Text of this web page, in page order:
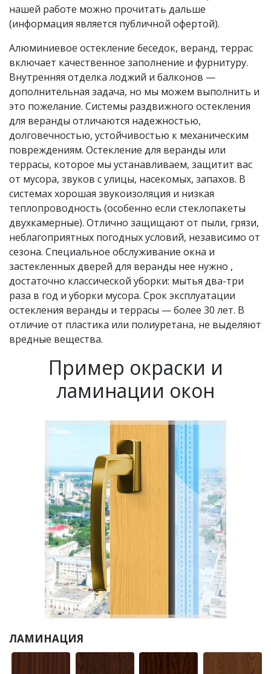
нашей работе можно прочитать дальше
(информация является публичной офертой).
Алюминиевое остекление беседок, веранд, террас
включает качественное заполнение и фурнитуру.
Внутренняя отделка лоджий и балконов —
дополнительная задача, но мы можем выполнить и
это пожелание. Системы раздвижного остекления
для веранды отличаются надежностью,
долговечностью, устойчивостью к механическим
повреждениям. Остекление для веранды или
террасы, которое мы устанавливаем, защитит вас
от мусора, звуков с улицы, насекомых, запахов. В
системах хорошая звукоизоляция и низкая
теплопроводность (особенно если стеклопакеты
двухкамерные). Отлично защищают от пыли, грязи,
неблагоприятных погодных условий, независимо от
сезона. Специальное обслуживание окна и
застекленных дверей для веранды нее нужно ,
достаточно классической уборки: мытья два-три
раза в год и уборки мусора. Срок эксплуатации
остекления веранды и террасы — более 30 лет. В
отличие от пластика или полиуретана, не выделяют
вредные вещества.
Пример окраски и
ламинации окон
ЛАМИНАЦИЯ